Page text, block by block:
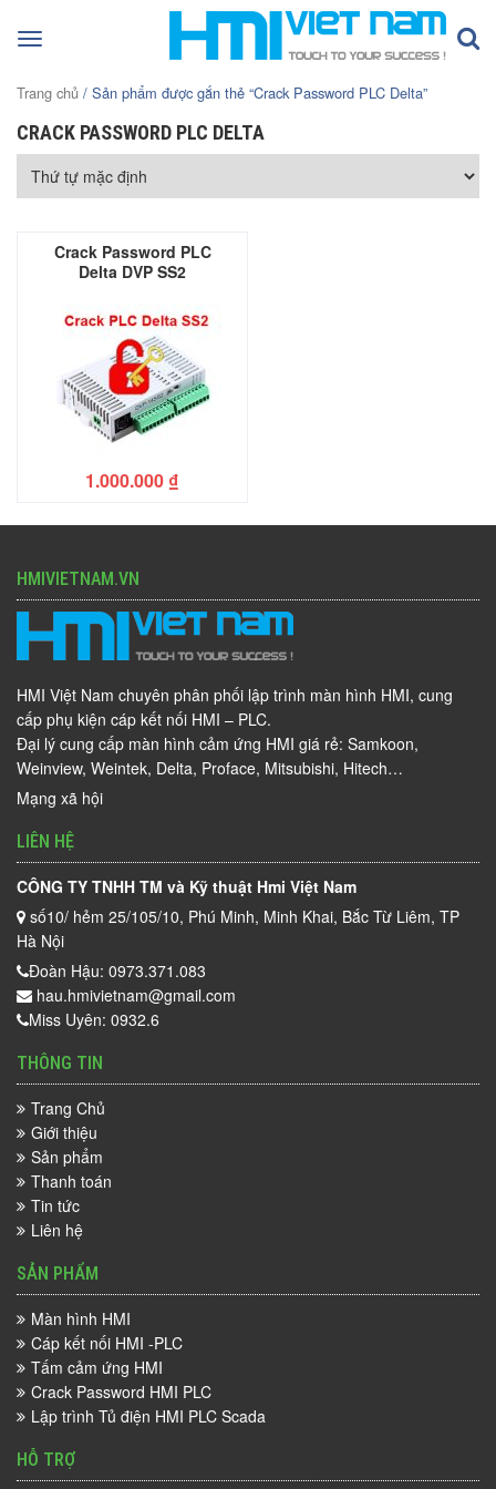
Toggle
Trang chủ / Sản phẩm được gắn thẻ “Crack Password PLC Delta”
CRACK PASSWORD PLC DELTA
Crack Password PLC
Delta DVP SS2
1.000.000 ₫
HMIVIETNAM.VN
HMI Việt Nam chuyên phân phối lập trình màn hình HMI, cung
cấp phụ kiện cáp kết nối HMI – PLC.
Đại lý cung cấp màn hình cảm ứng HMI giá rẻ: Samkoon,
Weinview, Weintek, Delta, Proface, Mitsubishi, Hitech…
Mạng xã hội
LIÊN HỆ
CÔNG TY TNHH TM và Kỹ thuật Hmi Việt Nam
số10/ hẻm 25/105/10, Phú Minh, Minh Khai, Bắc Từ Liêm, TP
Hà Nội
Đoàn Hậu: 0973.371.083
hau.hmivietnam@gmail.com
Miss Uyên: 0932.6
THÔNG TIN
Trang Chủ
Giới thiệu
Sản phẩm
Thanh toán
Tin tức
Liên hệ
SẢN PHẨM
Màn hình HMI
Cáp kết nối HMI -PLC
Tấm cảm ứng HMI
Crack Password HMI PLC
Lập trình Tủ điện HMI PLC Scada
HỖ TRỢ